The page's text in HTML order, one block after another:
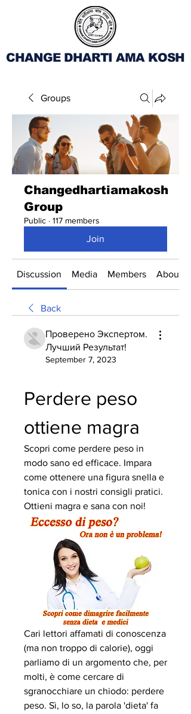
CHANGE DHARTI AMA KOSH
Groups
Changedhartiamakosh
Group
Public · 117 members
Join
Discussion Media Members About
Back
Проверено Экспертом.
Лучший Результат!
September 7, 2023
Perdere peso
ottiene magra
Scopri come perdere peso in
modo sano ed efficace. Impara
come ottenere una figura snella e
tonica con i nostri consigli pratici.
Ottieni magra e sana con noi!
Cari lettori affamati di conoscenza
(ma non troppo di calorie), oggi
parliamo di un argomento che, per
molti, è come cercare di
sgranocchiare un chiodo: perdere
peso. Sì, lo so, la parola 'dieta' fa